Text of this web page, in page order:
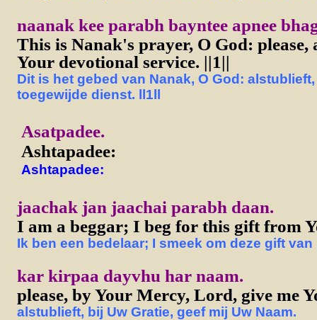
naanak kee parabh bayntee apnee
This is Nanak's prayer, O God: please,
Your devotional service. ||1||
Dit is het gebed van Nanak, O God:
toegewijde dienst. ll1ll
Asatpadee.
Ashtapadee:
Ashtapadee:
jaachak jan jaachai parabh daan.
I am a beggar; I beg for this gift from
Ik ben een bedelaar; I smeek om deze gift van
kar kirpaa dayvhu har naam.
please, by Your Mercy, Lord, give me
alstublieft, bij Uw Gratie, geef mij Uw Naam.